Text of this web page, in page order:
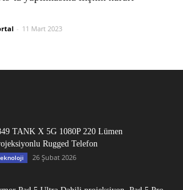
- 11 Mart 2023
TANK X 5G 1080P 220 Lümen
Rugged Telefon
26 Şubat 2026